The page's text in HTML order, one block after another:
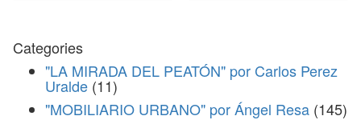
Categories
"LA MIRADA DEL PEATÓN" por Carlos Perez
Uralde (11)
"MOBILIARIO URBANO" por Ángel Resa (145)